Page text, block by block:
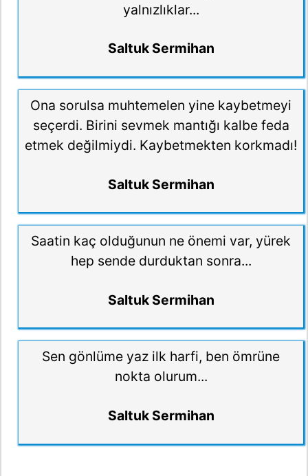
yalnızlıklar...
Saltuk Sermihan
Ona sorulsa muhtemelen yine kaybetmeyi
seçerdi. Birini sevmek mantığı kalbe feda
etmek değilmiydi. Kaybetmekten korkmadı!
Saltuk Sermihan
Saatin kaç olduğunun ne önemi var, yürek
hep sende durduktan sonra...
Saltuk Sermihan
Sen gönlüme yaz ilk harfi, ben ömrüne
nokta olurum...
Saltuk Sermihan